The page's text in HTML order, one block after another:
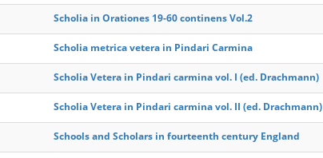
Scholia in Orationes 19-60 continens Vol.2
Scholia metrica vetera in Pindari Carmina
Scholia Vetera in Pindari carmina vol. I (ed. Drachmann)
Scholia Vetera in Pindari carmina vol. II (ed. Drachmann)
Schools and Scholars in fourteenth century England